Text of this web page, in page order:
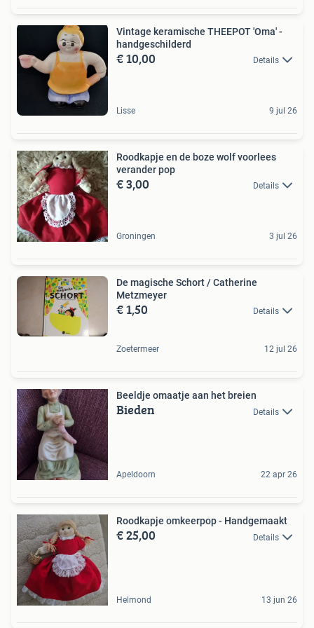
Vintage keramische THEEPOT 'Oma' -
handgeschilderd
€ 10,00 Details
Lisse 9 jul 26
Roodkapje en de boze wolf voorlees
verander pop
€ 3,00 Details
Groningen 3 jul 26
De magische Schort / Catherine
Metzmeyer
€ 1,50 Details
Zoetermeer 12 jul 26
Beeldje omaatje aan het breien
Bieden Details
Apeldoorn 22 apr 26
Roodkapje omkeerpop - Handgemaakt
€ 25,00 Details
Helmond 13 jun 26